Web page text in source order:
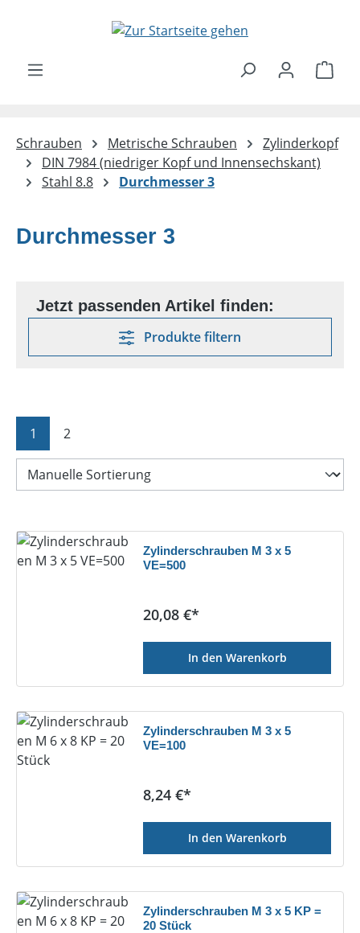
Zum Hauptinhalt springen
Schrauben Metrische Schrauben
Zylinderkopf
DIN 7984 (niedriger Kopf und Innensechskant)
Stahl 8.8
Durchmesser 3
Durchmesser 3
Produkte filtern
Seite
1 Seite
2
Zylinderschrauben M 3 x 5
VE=500
Regulärer Preis:
20,08 €*
In den Warenkorb
Zylinderschrauben M 3 x 5
VE=100
Regulärer Preis:
8,24 €*
In den Warenkorb
Zylinderschrauben M 3 x 5 KP =
20 Stück